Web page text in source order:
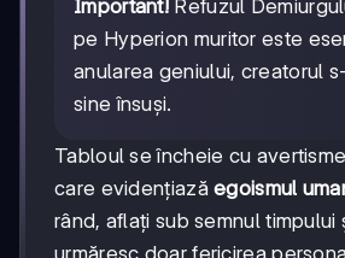
Important! Refuzul
pe Hyperion muritor este
anularea geniului, creatorul
sine însuși.
Tabloul se încheie cu
care evidențiazăegoismul
rând, aflați sub semnul timpului